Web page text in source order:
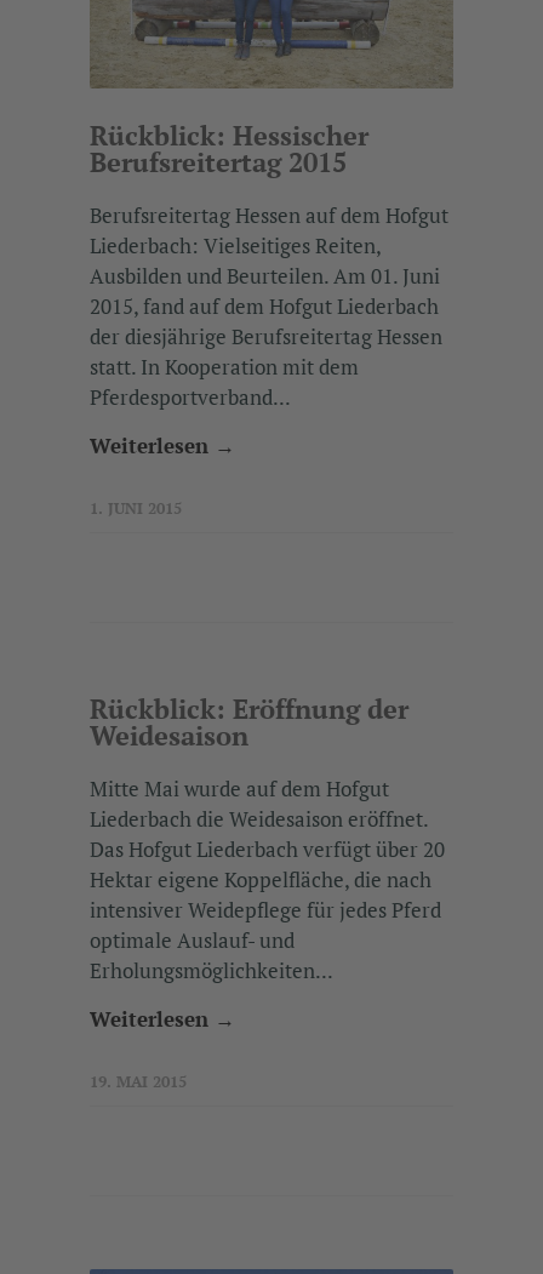
Rückblick: Hessischer
Berufsreitertag 2015
Berufsreitertag Hessen auf dem Hofgut
Liederbach: Vielseitiges Reiten,
Ausbilden und Beurteilen. Am 01. Juni
2015, fand auf dem Hofgut Liederbach
der diesjährige Berufsreitertag Hessen
statt. In Kooperation mit dem
Pferdesportverband...
Weiterlesen →
1. JUNI 2015
Rückblick: Eröffnung der
Weidesaison
Mitte Mai wurde auf dem Hofgut
Liederbach die Weidesaison eröffnet.
Das Hofgut Liederbach verfügt über 20
Hektar eigene Koppelfläche, die nach
intensiver Weidepflege für jedes Pferd
optimale Auslauf- und
Erholungsmöglichkeiten...
Weiterlesen →
19. MAI 2015